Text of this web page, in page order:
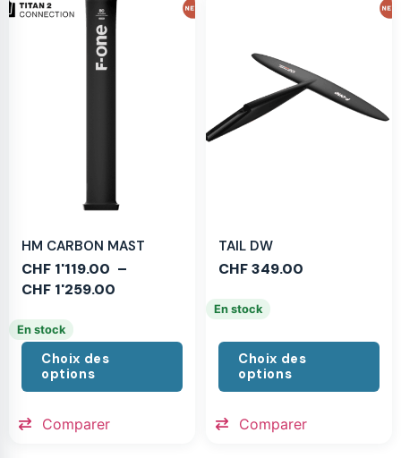
HM CARBON MAST
CHF 1'119.00 –
CHF 1'259.00
En stock
Choix des
options
Comparer
TAIL DW
CHF349.00
En stock
Choix des
options
Comparer